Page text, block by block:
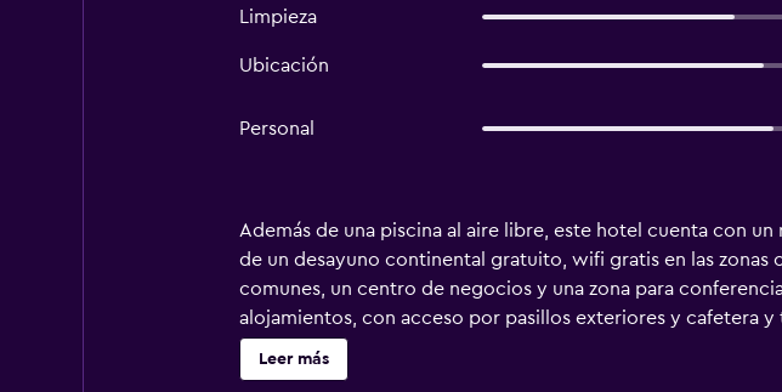
Limpieza
Ubicación
Personal
Además de una piscina al aire libre, este hotel cuenta con
de un desayuno continental gratuito, wifi gratis en las zonas
comunes, un centro de negocios y una zona para
alojamientos, con acceso por pasillos exteriores y cafetera
calidad. Se ofrece televisión por cable con canales de
ducha y bañera combinadas y artículos de higiene personal
Leer más